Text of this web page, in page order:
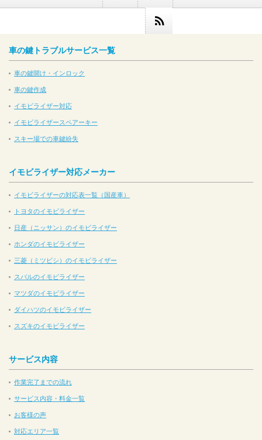
車の鍵トラブルサービス一覧
車の鍵開け・インロック
車の鍵作成
イモビライザー対応
イモビライザースペアーキー
スキー場での車鍵紛失
イモビライザー対応メーカー
イモビライザーの対応表一覧（国産車）
トヨタのイモビライザー
日産（ニッサン）のイモビライザー
ホンダのイモビライザー
三菱（ミツビシ）のイモビライザー
スバルのイモビライザー
マツダのイモビライザー
ダイハツのイモビライザー
スズキのイモビライザー
サービス内容
作業完了までの流れ
サービス内容・料金一覧
お客様の声
対応エリア一覧